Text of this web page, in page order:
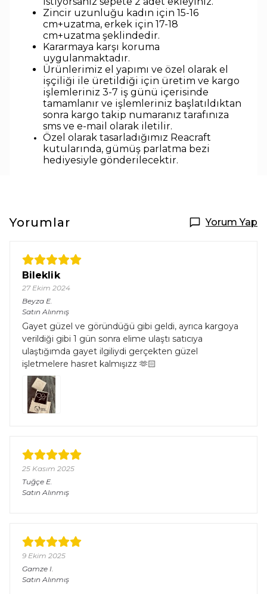
Zincir uzunluğu kadın için 15-16
cm+uzatma, erkek için 17-18
cm+uzatma şeklindedir.
Kararmaya karşı koruma
uygulanmaktadır.
Ürünlerimiz el yapımı ve özel olarak el
işçiliği ile üretildiği için üretim ve kargo
işlemleriniz 3-7 iş günü içerisinde
tamamlanır ve işlemleriniz başlatıldıktan
sonra kargo takip numaranız tarafınıza
sms ve e-mail olarak iletilir.
Özel olarak tasarladığımız Reacraft
kutularında, gümüş parlatma bezi
hediyesiyle gönderilecektir.
Yorumlar Yorum Yap
Bileklik
27 Ekim 2024
Beyza E.
Satın Alınmış
Gayet güzel ve göründüğü gibi geldi, ayrıca kargoya
verildiği gibi 1 gün sonra elime ulaştı satıcıya
ulaştığımda gayet ilgiliydi gerçekten güzel
işletmelere hasret kalmışızz 🫶🏻
25 Kasım 2025
Tuğçe E.
Satın Alınmış
9 Ekim 2025
Gamze I.
Satın Alınmış